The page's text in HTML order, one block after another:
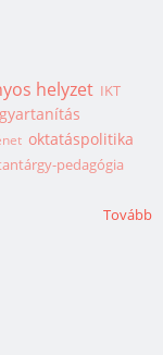
helyzet IKT
oktatáspolitika
pedagógia
Tovább